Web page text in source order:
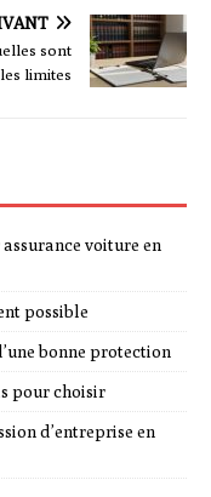
sont
les limites
voiture en
possible
bonne protection
pour choisir
d’entreprise en